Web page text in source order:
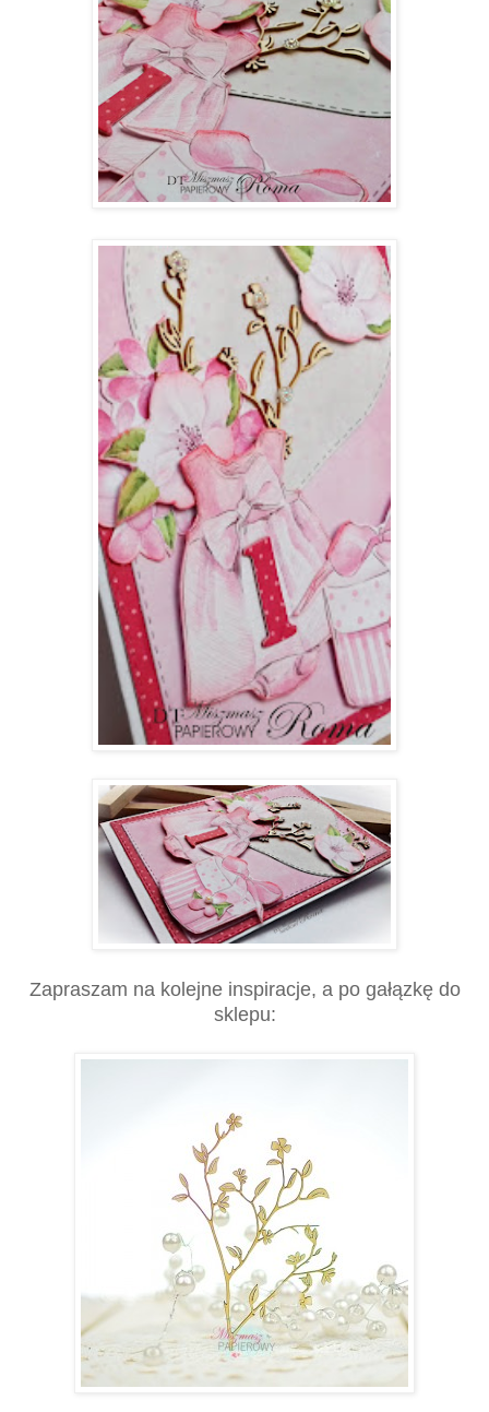
Zapraszam na kolejne inspiracje, a po gałązkę do
sklepu: